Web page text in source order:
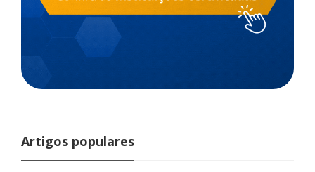
Artigos populares